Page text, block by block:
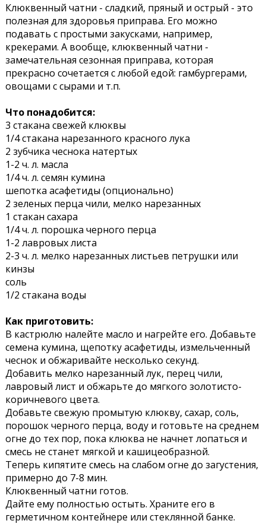
Клюквенный чатни - сладкий, пряный и острый - это
полезная для здоровья приправа. Его можно
подавать с простыми закусками, например,
крекерами. А вообще, клюквенный чатни -
замечательная сезонная приправа, которая
прекрасно сочетается с любой едой: гамбургерами,
овощами с сырами и т.п.
Что понадобится:
3 стакана свежей клюквы
1/4 стакана нарезанного красного лука
2 зубчика чеснока натертых
1-2 ч. л. масла
1/4 ч. л. семян кумина
шепотка асафетиды (опционально)
2 зеленых перца чили, мелко нарезанных
1 стакан сахара
1/4 ч. л. порошка черного перца
1-2 лавровых листа
2-3 ч. л. мелко нарезанных листьев петрушки или
кинзы
соль
1/2 стакана воды
Как приготовить:
В кастрюлю налейте масло и нагрейте его. Добавьте
семена кумина, щепотку асафетиды, измельченный
чеснок и обжаривайте несколько секунд.
Добавить мелко нарезанный лук, перец чили,
лавровый лист и обжарьте до мягкого золотисто-
коричневого цвета.
Добавьте свежую промытую клюкву, сахар, соль,
порошок черного перца, воду и готовьте на среднем
огне до тех пор, пока клюква не начнет лопаться и
смесь не станет мягкой и кашицеобразной.
Теперь кипятите смесь на слабом огне до загустения,
примерно до 7-8 мин.
Клюквенный чатни готов.
Дайте ему полностью остыть. Храните его в
герметичном контейнере или стеклянной банке.